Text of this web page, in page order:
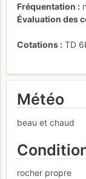
Fréquentation
Évaluation des
Cotations TD
Météo
beau et chaud
rocher propre